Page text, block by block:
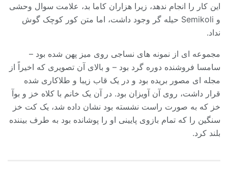
این کار را انجام ندهد، زیرا هزاران کاما بد، علامت سوال وحشی
و Semikoli حیله گر وجود داشت، اما متن کور کوچک گوش
نداد.
مجموعه ای از نمونه های نساجی روی میز پهن شده بود –
سامسا فروشنده دوره گرد بود – و بالای آن تصویری که اخیراً از
مجله ای مصور بریده بود و در یک قاب زیبا و طلاکاری شده
قرار داشت، روی آن آویزان بود. در آن یک خانم با کلاه خز و بوآ
خز که به صورت راست نشسته بود نشان داده شد، یک کت خز
سنگین را که تمام بازوی پایینی او را پوشانده بود به طرف بیننده
بلند کرد.